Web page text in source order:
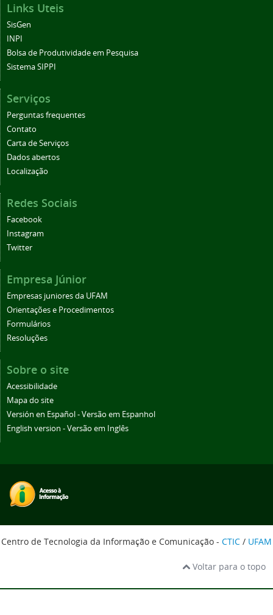
Links Uteis
SisGen
INPI
Bolsa de Produtividade em Pesquisa
Sistema SIPPI
Serviços
Perguntas frequentes
Contato
Carta de Serviços
Dados abertos
Localização
Redes Sociais
Facebook
Instagram
Twitter
Empresa Júnior
Empresas juniores da UFAM
Orientações e Procedimentos
Formulários
Resoluções
Sobre o site
Acessibilidade
Mapa do site
Versión en Español - Versão em Espanhol
English version - Versão em Inglês
Centro de Tecnologia da Informação e Comunicação - CTIC / UFAM
Voltar para o topo